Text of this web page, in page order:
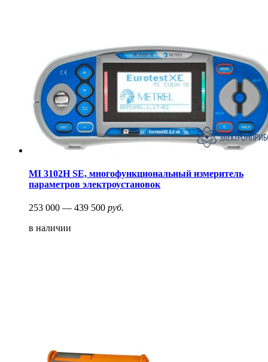
MI 3102H SE, многофункциональный измеритель
параметров электроустановок
253 000 — 439 500 руб.
в наличии